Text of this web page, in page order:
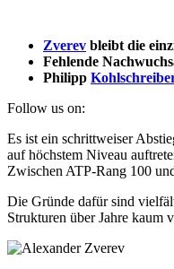
Zverev bleibt die
Fehlende
Philipp
Follow us on:
Es ist ein schrittweiser
auf höchstem Niveau
Zwischen ATP-Rang 100
Die Gründe dafür sind
Strukturen über Jahre kaum